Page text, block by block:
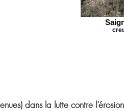
dans la lutte contre